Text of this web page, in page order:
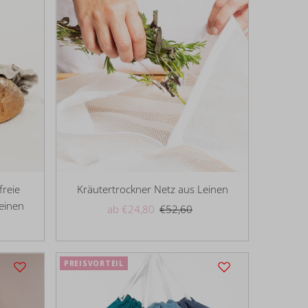
Kräutertrockner Netz aus Leinen
Angebotspreis
ab €24,80 Regulärer
€52,60
PREISVORTEIL